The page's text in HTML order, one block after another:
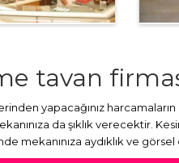
tavan
yapacağınız
da şıklık verecektir.
mekanınıza aydıklık ve